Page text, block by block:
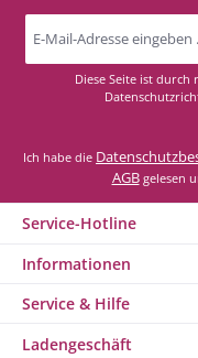
E-
Mail-
*
Diese Seite ist durch
Ich habe die
AGBgelesen
Service-Hotline
Informationen
Service & Hilfe
Ladengeschäft